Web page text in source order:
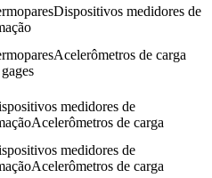
medidores de
de carga
medidores de
de carga
medidores de
de carga